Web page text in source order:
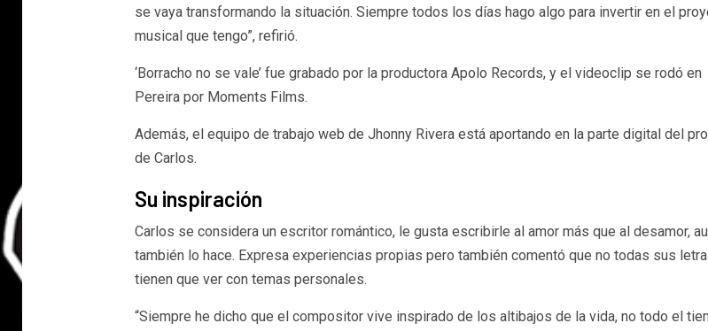
se vaya transformando la situación. Siempre todos los días hago algo para invertir en el
musical que tengo”, refirió.
‘Borracho no se vale’ fue grabado por la productora Apolo Records, y el videoclip se rodó en
Pereira por Moments Films.
Además, el equipo de trabajo web de Jhonny Rivera está aportando en la parte digital del
de Carlos.
Su inspiración
Carlos se considera un escritor romántico, le gusta escribirle al amor más que al desamor,
también lo hace. Expresa experiencias propias pero también comentó que no todas sus
tienen que ver con temas personales.
“Siempre he dicho que el compositor vive inspirado de los altibajos de la vida, no todo el